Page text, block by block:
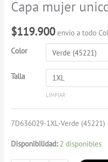
Capa mujer
$119.900 envío a todo
Color
Talla
LIMPIAR
7D636029-1XL-Verde (45221)
Disponibilidad: 2 disponibles
cantidad